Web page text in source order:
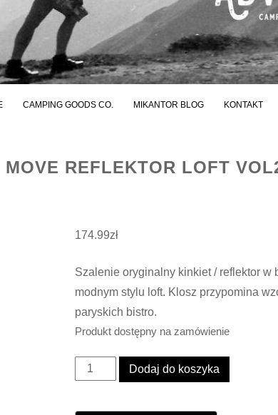
CAMPING GOODS CO. MIKANTOR BLOG KONTAKT
REFLEKTOR LOFT
174.99zł
Szalenie oryginalny kinkiet / reflektor w
modnym stylu loft. Klosz przypomina
paryskich bistro.
Produkt dostępny na zamówienie
ilość
Dodaj do koszyka